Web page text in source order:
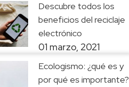
Descubre todos los
beneficios del reciclaje
electrónico
01 marzo, 2021
Ecologismo: ¿qué es y
por qué es importante?